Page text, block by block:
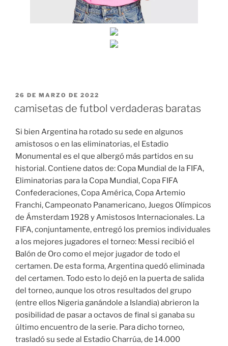
PUBLICADO
26 DE MARZO DE 2022
camisetas de futbol verdaderas baratas
Si bien Argentina ha rotado su sede en algunos
amistosos o en las eliminatorias, el Estadio
Monumental es el que albergó más partidos en su
historial. Contiene datos de: Copa Mundial de la FIFA,
Eliminatorias para la Copa Mundial, Copa FIFA
Confederaciones, Copa América, Copa Artemio
Franchi, Campeonato Panamericano, Juegos Olímpicos
de Ámsterdam 1928 y Amistosos Internacionales. La
FIFA, conjuntamente, entregó los premios individuales
a los mejores jugadores el torneo: Messi recibió el
Balón de Oro como el mejor jugador de todo el
certamen. De esta forma, Argentina quedó eliminada
del certamen. Todo esto lo dejó en la puerta de salida
del torneo, aunque los otros resultados del grupo
(entre ellos Nigeria ganándole a Islandia) abrieron la
posibilidad de pasar a octavos de final si ganaba su
último encuentro de la serie. Para dicho torneo,
trasladó su sede al Estadio Charrúa, de 14.000